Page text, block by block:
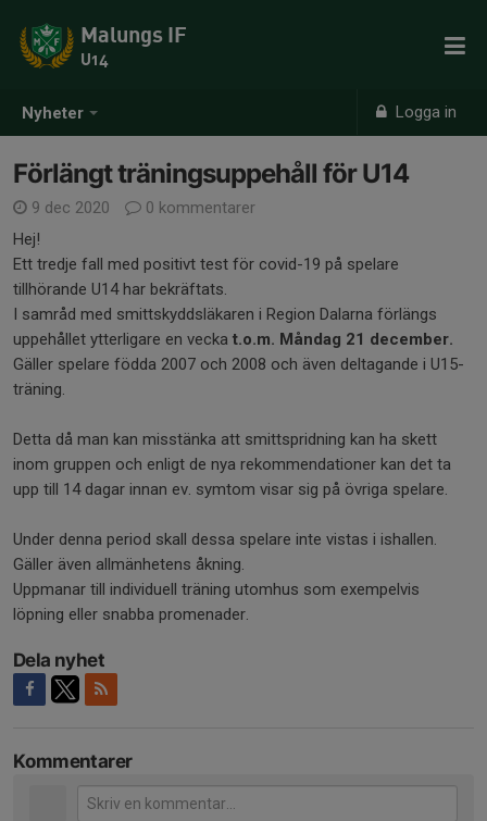
Nyheter Logga in
Malungs IF
U14
Förlängt träningsuppehåll för U14
9 dec 2020
0 kommentarer
Hej!
Ett tredje fall med positivt test för covid-19 på spelare
tillhörande U14 har bekräftats.
I samråd med smittskyddsläkaren i Region Dalarna förlängs
uppehållet ytterligare en vecka t.o.m. Måndag 21 december.
Gäller spelare födda 2007 och 2008 och även deltagande i U15-
träning.
Detta då man kan misstänka att smittspridning kan ha skett
inom gruppen och enligt de nya rekommendationer kan det ta
upp till 14 dagar innan ev. symtom visar sig på övriga spelare.
Under denna period skall dessa spelare inte vistas i ishallen.
Gäller även allmänhetens åkning.
Uppmanar till individuell träning utomhus som exempelvis
löpning eller snabba promenader.
Dela nyhet
Kommentarer